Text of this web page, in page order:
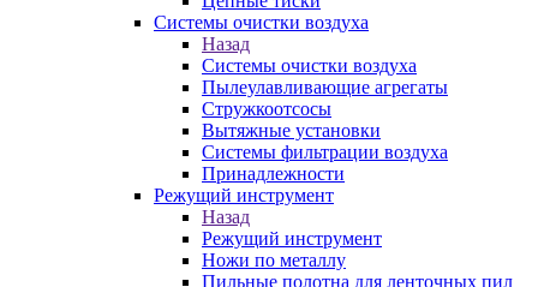
Системы очистки воздуха
Назад
Системы очистки воздуха
Пылеулавливающие агрегаты
Стружкоотсосы
Вытяжные установки
Системы фильтрации воздуха
Принадлежности
Режущий инструмент
Назад
Режущий инструмент
Ножи по металлу
Пильные полотна для ленточных пил